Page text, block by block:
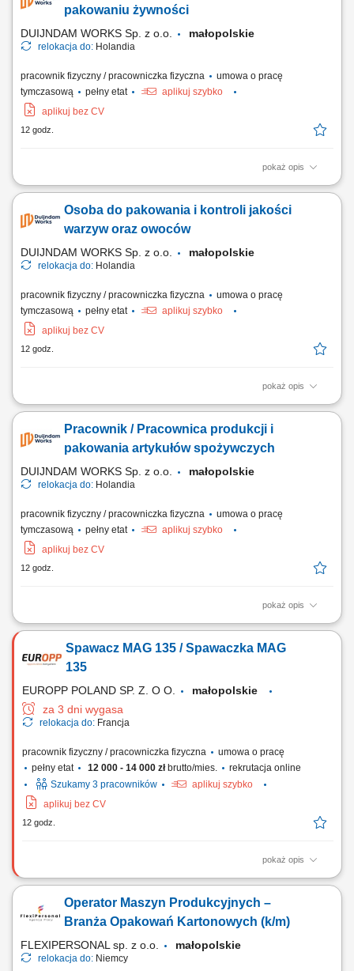
pakowaniu żywności
DUIJNDAM WORKS Sp. z o.o. małopolskie
relokacja do: Holandia
pracownik fizyczny / pracowniczka fizyczna
umowa o pracę
tymczasową
pełny etat
aplikuj szybko
aplikuj bez CV
12 godz.
pokaż opis
Zadania Pakowanie oraz przygotowywanie artykułów spożywczych
procesu; Obsługa maszyn i urządzeń produkcyjnych; Dbanie o czystość
wokół swojego stanowiska pracy;
Osoba do pakowania i kontroli jakości
warzyw oraz owoców
DUIJNDAM WORKS Sp. z o.o. małopolskie
relokacja do: Holandia
pracownik fizyczny / pracowniczka fizyczna
umowa o pracę
tymczasową
pełny etat
aplikuj szybko
aplikuj bez CV
12 godz.
pokaż opis
Zadania Weryfikacja stanu świeżości produktów i odrzucanie sztuk
roślinnego według wytycznych klienta; Rozmieszczanie i układanie
zbiorczych opakowań oraz skrzynek z towarem; Przestrzeganie
Pracownik / Pracownica produkcji i
pakowania artykułów spożywczych
DUIJNDAM WORKS Sp. z o.o. małopolskie
relokacja do: Holandia
pracownik fizyczny / pracowniczka fizyczna
umowa o pracę
tymczasową
pełny etat
aplikuj szybko
aplikuj bez CV
12 godz.
pokaż opis
Zadania Przeładunek oraz otwieranie opakowań zbiorczych z
orzechów oraz słodyczy; Zabezpieczanie gotowych wyrobów w
opakowaniach, naklejanie etykiet i układanie ich na paletach; Bieżąca
Spawacz MAG 135 / Spawaczka MAG
135
EUROPP POLAND SP. Z. O O.
małopolskie
za 3 dni wygasa
relokacja do: Francja
pracownik fizyczny / pracowniczka fizyczna
umowa o pracę
pełny etat
12 000 - 14 000 złbrutto/mies.
rekrutacja online
Szukamy 3 pracowników
aplikuj szybko
aplikuj bez CV
12 godz.
pokaż opis
Zakres obowiązków: wykonywanie spawania konstrukcji stalowych
elementów o grubości 5–25 mm, realizacja spoin pachwinowych (FW),
dbanie o jakość i zgodność spoin z wymaganiami technicznymi.
Operator Maszyn Produkcyjnych –
Branża Opakowań Kartonowych (k/m)
FLEXIPERSONAL sp. z o.o. małopolskie
relokacja do: Niemcy